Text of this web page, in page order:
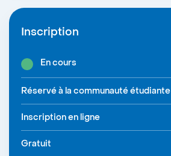
Inscription
En cours
Réservé à la communauté étudiante
Inscription en ligne
Gratuit